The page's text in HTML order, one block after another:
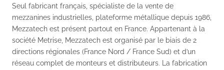
Seul fabricant français, spécialiste de la vente de
mezzanines industrielles, plateforme métallique depuis 1986,
Mezzatech est présent partout en France. Appartenant à la
société Metrise, Mezzatech est organisé par le biais de 2
directions régionales (France Nord / France Sud) et d’un
réseau complet de monteurs et distributeurs. La fabrication